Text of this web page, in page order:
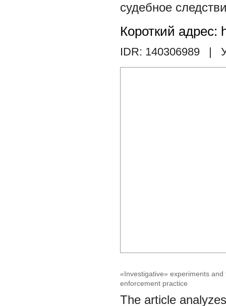
судебное
Короткий адрес:
IDR: 140306989 |
«Investigative» experiments
enforcement practice
The article